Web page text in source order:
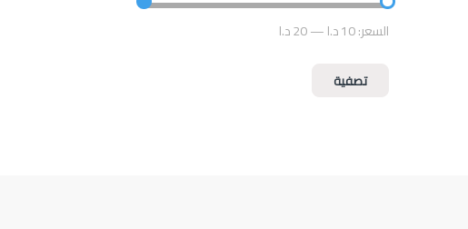
أدنى سعر
أعلى سعر
تصفية
السعر:10 د.ا —20 د.ا